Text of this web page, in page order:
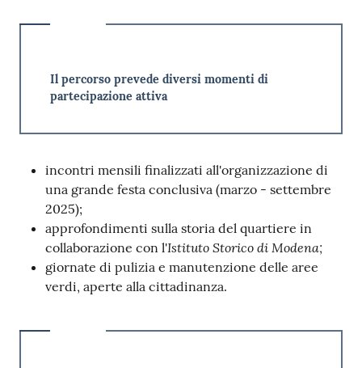
Il percorso prevede diversi momenti di
partecipazione attiva
incontri mensili finalizzati all'organizzazione di
una grande festa conclusiva (marzo - settembre
2025);
approfondimenti sulla storia del quartiere in
collaborazione con l'Istituto Storico di Modena;
giornate di pulizia e manutenzione delle aree
verdi, aperte alla cittadinanza.